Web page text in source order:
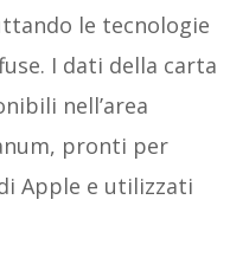
le tecnologie
I dati della carta
nell’area
pronti per
Apple e utilizzati